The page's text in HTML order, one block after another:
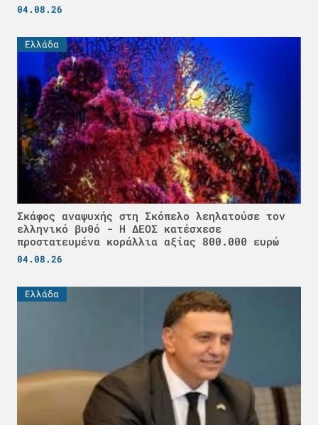
04.08.26
Ελλάδα
Σκάφος αναψυχής στη Σκόπελο λεηλατούσε τον
ελληνικό βυθό - H ΔΕΟΣ κατέσχεσε
προστατευμένα κοράλλια αξίας 800.000 ευρώ
04.08.26
Ελλάδα